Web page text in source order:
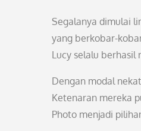
Segalanya dimulai
yang berkobar-
Lucy selalu berhasil
Dengan modal
Ketenaran mereka
Photo menjadi